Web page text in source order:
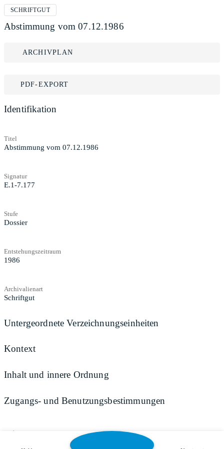
SCHRIFTGUT
Abstimmung vom 07.12.1986
ARCHIVPLAN
PDF-EXPORT
Identifikation
Titel
Abstimmung vom 07.12.1986
Signatur
E.1-7.177
Stufe
Dossier
Entstehungszeitraum
1986
Archivalienart
Schriftgut
Untergeordnete Verzeichnungseinheiten
Kontext
Inhalt und innere Ordnung
Zugangs- und Benutzungsbestimmungen
Teilen